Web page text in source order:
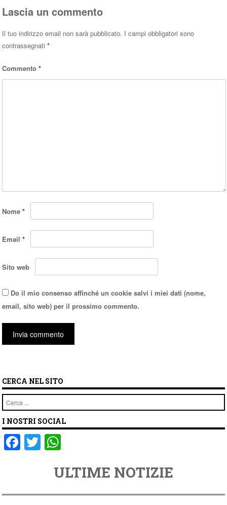
Lascia un commento
Il tuo indirizzo email non sarà pubblicato. I campi obbligatori sono
contrassegnati*
Commento*
Nome*
Email*
Sito web
Do il mio consenso affinché un cookie salvi i miei dati (nome,
email, sito web) per il prossimo commento.
CERCA NEL SITO
Cerca
I NOSTRI SOCIAL
F
e
T
er
at
s
ULTIME NOTIZIE